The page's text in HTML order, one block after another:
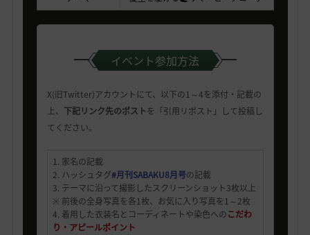
イベント参加方法
X(旧Twitter)アカウントにて、以下の1～4を添付・記載の
上、 下記リンク先のポストを「引用リポスト」して投稿し
てください。
1. 家名の記載
2. ハッシュタグ#月刊SABAKU8月号の記載
3. テーマに沿って撮影したスクリーンショット3枚以上
※ 前後の全身写真を各1枚、お気に入り写真を1～2枚
4. 着用した衣装名とコーディネートや染色へのこだわ
り・アピールポイント